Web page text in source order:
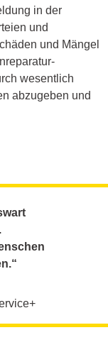
in der
und
und Mängel
wesentlich
abzugeben und